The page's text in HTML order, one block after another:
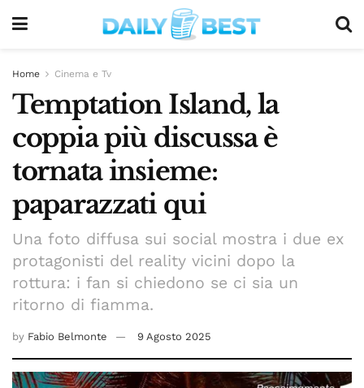
Home Cinema e Tv
Temptation Island, la
coppia più discussa è
tornata insieme:
paparazzati qui
Una foto diffusa sui social mostra i due ex
protagonisti del reality vicini dopo la
rottura: i fan si chiedono se ci sia un
ritorno di fiamma.
by Fabio Belmonte 9 Agosto 2025